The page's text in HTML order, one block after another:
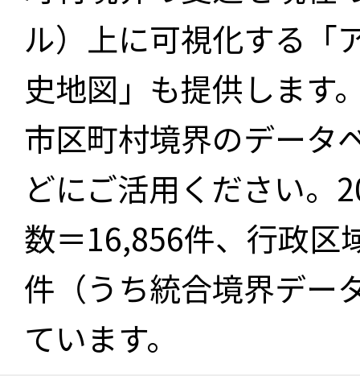
ル）上に可視化する「
史地図」も提供します
市区町村境界のデータ
どにご活用ください。
数＝16,856件、行政区
件（うち統合境界デー
ています。